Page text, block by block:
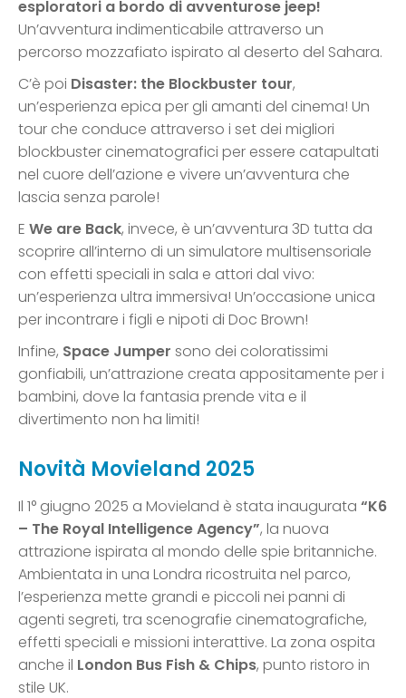
esploratori a bordo di avventurose jeep!
Un’avventura indimenticabile attraverso un
percorso mozzafiato ispirato al deserto del Sahara.
C’è poi Disaster: the Blockbuster tour,
un’esperienza epica per gli amanti del cinema! Un
tour che conduce attraverso i set dei migliori
blockbuster cinematografici per essere catapultati
nel cuore dell’azione e vivere un’avventura che
lascia senza parole!
E We are Back, invece, è un’avventura 3D tutta da
scoprire all’interno di un simulatore multisensoriale
con effetti speciali in sala e attori dal vivo:
un’esperienza ultra immersiva! Un’occasione unica
per incontrare i figli e nipoti di Doc Brown!
Infine, Space Jumper sono dei coloratissimi
gonfiabili, un’attrazione creata appositamente per i
bambini, dove la fantasia prende vita e il
divertimento non ha limiti!
Novità Movieland 2025
Il 1° giugno 2025 a Movieland è stata inaugurata “K6
– The Royal Intelligence Agency”, la nuova
attrazione ispirata al mondo delle spie britanniche.
Ambientata in una Londra ricostruita nel parco,
l’esperienza mette grandi e piccoli nei panni di
agenti segreti, tra scenografie cinematografiche,
effetti speciali e missioni interattive. La zona ospita
anche il London Bus Fish & Chips, punto ristoro in
stile UK.